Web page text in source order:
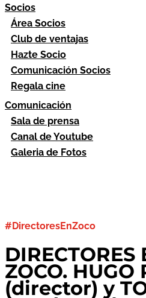
Socios
Área Socios
Club de ventajas
Hazte Socio
Comunicación Socios
Regala cine
Comunicación
Sala de prensa
Canal de Youtube
Galeria de Fotos
#DirectoresEnZoco
DIRECTORES
ZOCO. HUGO
(director) y